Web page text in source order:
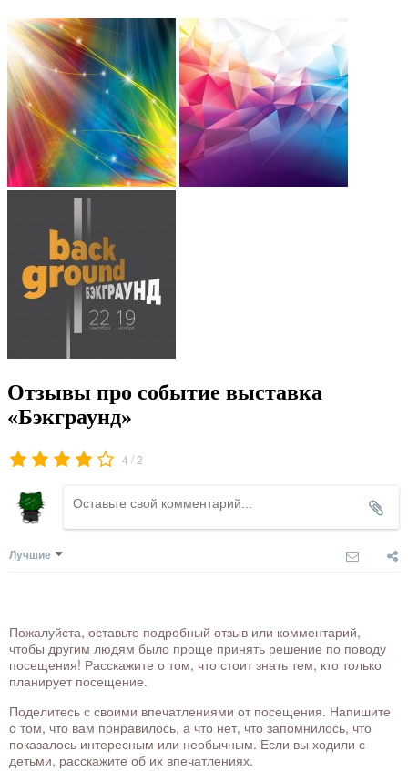
Отзывы про событие выставка
«Бэкграунд»
4 /2
Лучшие
Пожалуйста, оставьте подробный отзыв или комментарий,
чтобы другим людям было проще принять решение по поводу
посещения! Расскажите о том, что стоит знать тем, кто только
планирует посещение.
Поделитесь с своими впечатлениями от посещения. Напишите
о том, что вам понравилось, а что нет, что запомнилось, что
показалось интересным или необычным. Если вы ходили с
детьми, расскажите об их впечатлениях.